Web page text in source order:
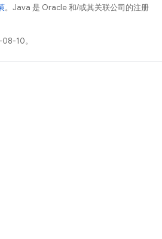
。Java 是 Oracle 和/或其关联公司的注册
10。